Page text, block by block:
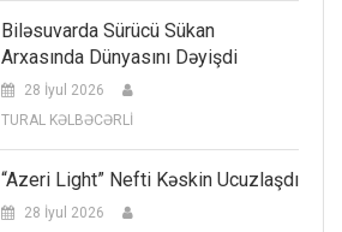
Biləsuvarda Sürücü Sükan
Arxasında Dünyasını Dəyişdi
28 İyul 2026
TURAL KƏLBƏCƏRLİ
“Azeri Light” Nefti Kəskin Ucuzlaşdı
28 İyul 2026